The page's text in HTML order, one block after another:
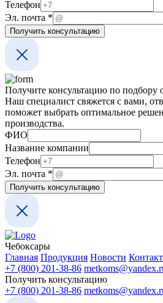
Телефон
Эл. почта *
Получить консультацию
Получите консультацию по подбору
Наш специалист свяжется с вами,
поможет выбрать оптимальное
производства.
ФИО
Название компании
Телефон
Эл.
Название
почта
Эл. почта *
Получить консультацию
Чебоксары
Главная Продукция Новости
+7 (800) 201-38-86
Получить консультацию
+7 (800) 201-38-86